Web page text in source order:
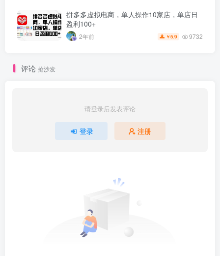
拼多多虚拟电商，单人操作10家店，单店日
盈利100+
2年前 ￥5.9 9732
评论 抢沙发
请登录后发表评论
登录 注册